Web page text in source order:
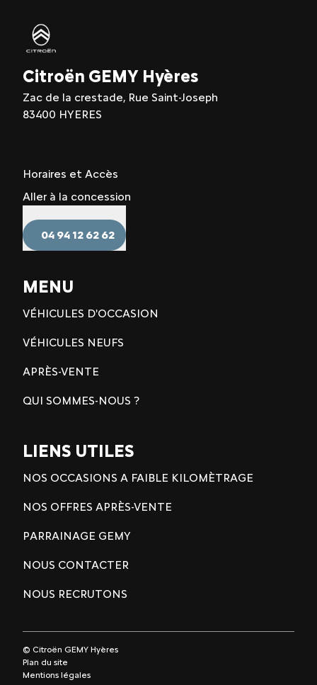
Citroën GEMY Hyères
Zac de la crestade, Rue Saint-Joseph
83400 HYERES
Horaires et Accès
Aller à la concession
04 94 12 62 62
MENU
VÉHICULES D'OCCASION
VÉHICULES NEUFS
APRÈS-VENTE
QUI SOMMES-NOUS ?
LIENS UTILES
NOS OCCASIONS A FAIBLE KILOMÈTRAGE
NOS OFFRES APRÈS-VENTE
PARRAINAGE GEMY
NOUS CONTACTER
NOUS RECRUTONS
© Citroën GEMY Hyères
Plan du site
Mentions légales